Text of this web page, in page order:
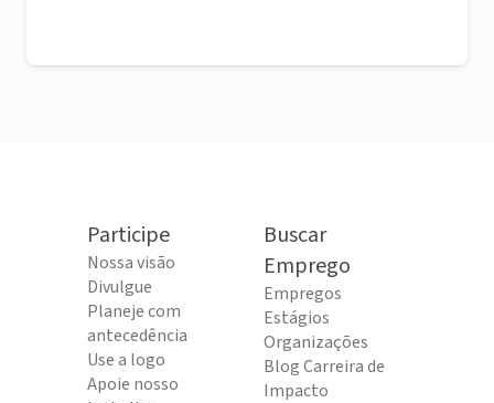
Participe
Nossa visão
Divulgue
Planeje com
antecedência
Use a logo
Apoie nosso
Buscar
Emprego
Empregos
Estágios
Organizações
Blog Carreira de
Impacto